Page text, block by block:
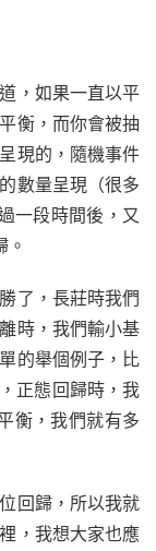
，如果一直以平
衡，而你會被抽
現的，隨機事件
數量呈現（很多
一段時間後，又
了，長莊時我們
時，我們輸小基
的舉個例子，比
正態回歸時，我
衡，我們就有多
回歸，所以我就
，我想大家也應